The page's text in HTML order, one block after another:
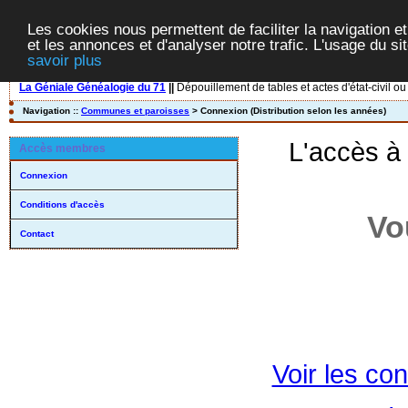
Les cookies nous permettent de faciliter la navigation
et les annonces et d'analyser notre trafic. L'usage du
savoir plus
La Géniale Généalogie du 71 Dépouillement de tables et actes d'état-civil
Navigation :: Communes et paroisses > Connexion (Distribution selon les années)
Accès membres
Connexion
Conditions d'accès
Contact
L'accès
Voir les